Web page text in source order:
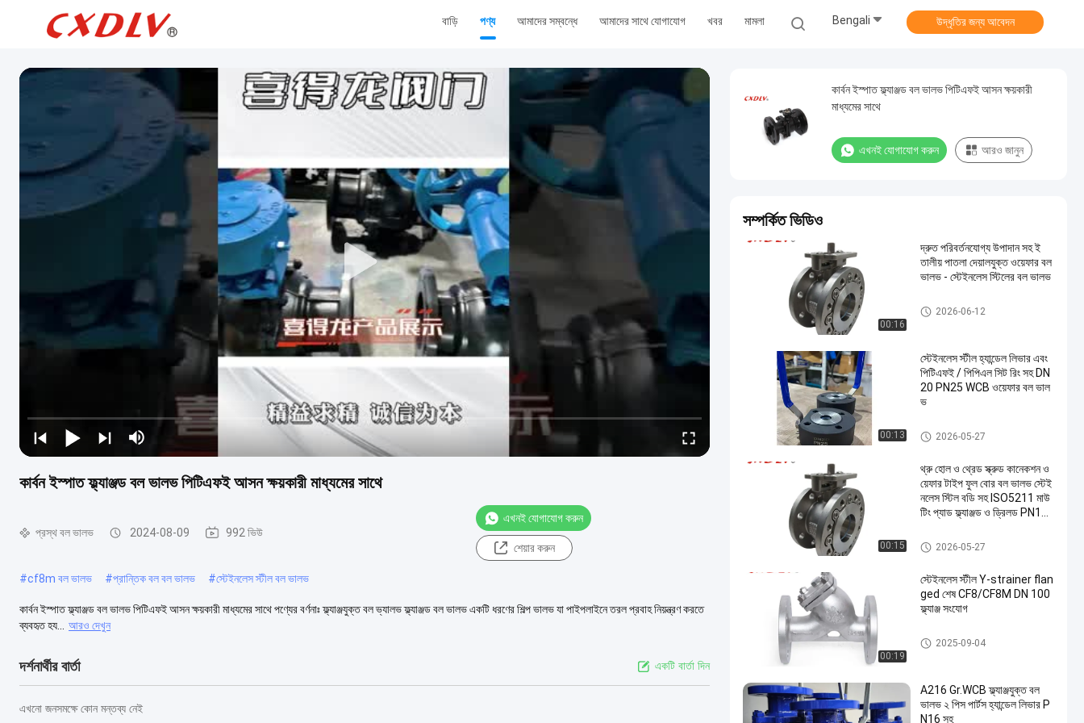
বাড়ি পণ্য আমাদের সম্বন্ধে আমাদের সাথে যোগাযোগ খবর মামলা Bengali উদ্ধৃতির জন্য আবেদন
কার্বন ইস্পাত ফ্ল্যাঞ্জড বল ভালভ পিটিএফই আসন ক্ষয়কারী মাধ্যমের সাথে
প্রস্থ বল ভালভ 2024-08-09 992 ভিউ
এখনই যোগাযোগ করুন
শেয়ার করুন
#cf8m বল ভালভ #প্রান্তিক বল বল ভালভ #স্টেইনলেস স্টীল বল ভালভ
কার্বন ইস্পাত ফ্ল্যাঞ্জড বল ভালভ পিটিএফই আসন ক্ষয়কারী মাধ্যমের সাথে পণ্যের বর্ণনাঃ ফ্ল্যাঞ্জযুক্ত বল ভ্যালভ ফ্ল্যাঞ্জড বল ভালভ একটি ধরণের শিল্প ভালভ যা পাইপলাইনে তরল প্রবাহ নিয়ন্ত্রণ করতে
ব্যবহৃত হয...
আরও দেখুন
দর্শনার্থীর বার্তা একটি বার্তা দিন
এখনো জনসমক্ষে কোন মন্তব্য নেই
কার্বন ইস্পাত ফ্ল্যাঞ্জড বল ভালভ পিটিএফই আসন ক্ষয়কারী
মাধ্যমের সাথে
এখনই যোগাযোগ করুন আরও জানুন
সম্পর্কিত ভিডিও
00:16
দ্রুত পরিবর্তনযোগ্য উপাদান সহ ই
তালীয় পাতলা দেয়ালযুক্ত ওয়েফার বল
ভালভ - স্টেইনলেস স্টিলের বল ভালভ
প্রস্থ বল ভালভ
2026-06-12
00:13
স্টেইনলেস স্টীল হ্যান্ডেল লিভার এবং
পিটিএফই / পিপিএল সিট রিং সহ DN
20 PN25 WCB ওয়েফার বল ভাল
ভ
স্টেইনলেস স্টিল বল ভালভ
2026-05-27
00:15
থ্রু হোল ও থ্রেড স্ক্রুড কানেকশন ও
য়েফার টাইপ ফুল বোর বল ভালভ স্টেই
নলেস স্টিল বডি সহ ISO5211 মাউ
ন্টিং প্যাড ফ্ল্যাঞ্জড ও ড্রিলড PN16
প্রস্থ বল ভালভ
2026-05-27
00:19
স্টেইনলেস স্টীল Y-strainer flan
ged শেষ CF8/CF8M DN 100
ফ্ল্যাঞ্জ সংযোগ
Y স্ট্রেনার ভালভ
2025-09-04
A216 Gr.WCB ফ্ল্যাঞ্জযুক্ত বল
ভালভ ২ পিস পার্টস হ্যান্ডেল লিভার P
N16 সহ